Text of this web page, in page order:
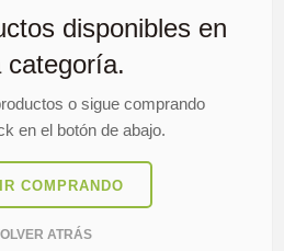
disponibles en
categoría.
o sigue comprando
en el botón de abajo.
COMPRANDO
ATRÁS